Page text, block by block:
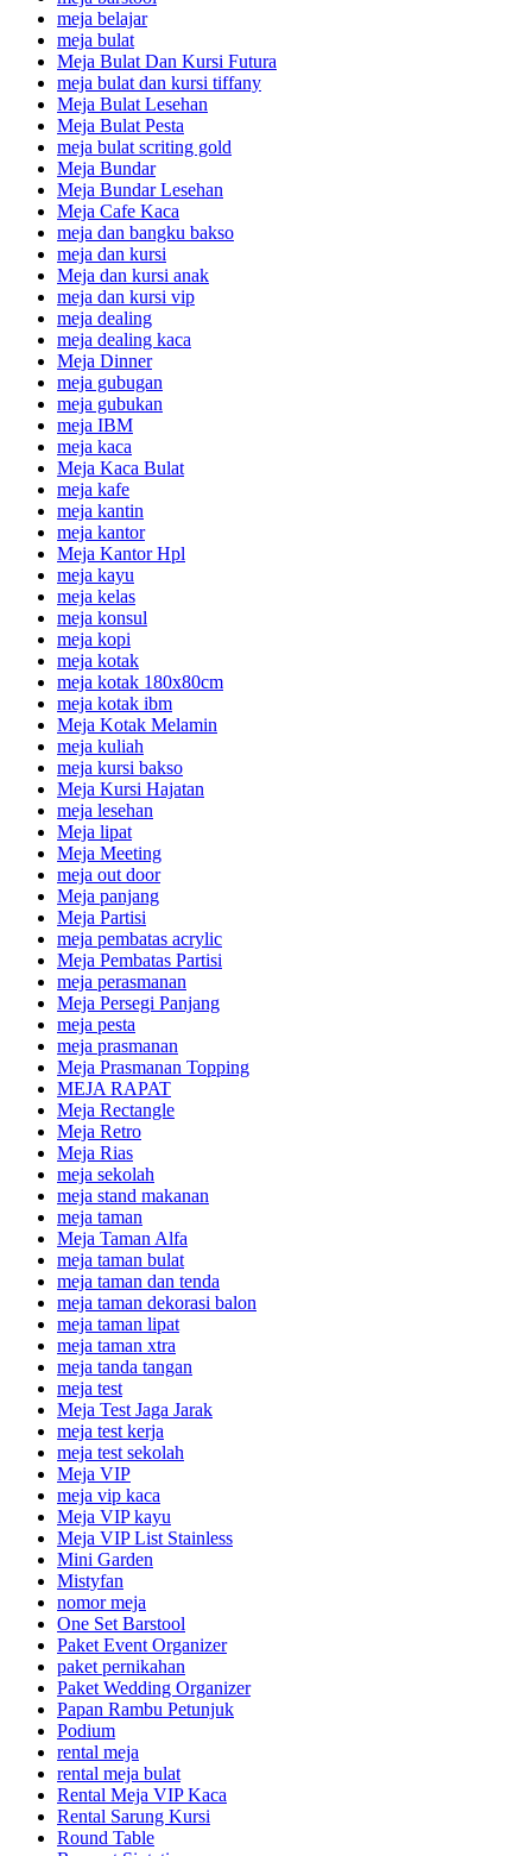
meja belajar
meja bulat
Meja Bulat Dan Kursi Futura
meja bulat dan kursi tiffany
Meja Bulat Lesehan
Meja Bulat Pesta
meja bulat scriting gold
Meja Bundar
Meja Bundar Lesehan
Meja Cafe Kaca
meja dan bangku bakso
meja dan kursi
Meja dan kursi anak
meja dan kursi vip
meja dealing
meja dealing kaca
Meja Dinner
meja gubugan
meja gubukan
meja IBM
meja kaca
Meja Kaca Bulat
meja kafe
meja kantin
meja kantor
Meja Kantor Hpl
meja kayu
meja kelas
meja konsul
meja kopi
meja kotak
meja kotak 180x80cm
meja kotak ibm
Meja Kotak Melamin
meja kuliah
meja kursi bakso
Meja Kursi Hajatan
meja lesehan
Meja lipat
Meja Meeting
meja out door
Meja panjang
Meja Partisi
meja pembatas acrylic
Meja Pembatas Partisi
meja perasmanan
Meja Persegi Panjang
meja pesta
meja prasmanan
Meja Prasmanan Topping
MEJA RAPAT
Meja Rectangle
Meja Retro
Meja Rias
meja sekolah
meja stand makanan
meja taman
Meja Taman Alfa
meja taman bulat
meja taman dan tenda
meja taman dekorasi balon
meja taman lipat
meja taman xtra
meja tanda tangan
meja test
Meja Test Jaga Jarak
meja test kerja
meja test sekolah
Meja VIP
meja vip kaca
Meja VIP kayu
Meja VIP List Stainless
Mini Garden
Mistyfan
nomor meja
One Set Barstool
Paket Event Organizer
paket pernikahan
Paket Wedding Organizer
Papan Rambu Petunjuk
Podium
rental meja
rental meja bulat
Rental Meja VIP Kaca
Rental Sarung Kursi
Round Table